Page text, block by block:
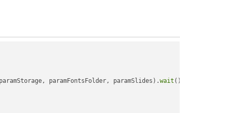
paramFontsFolder, paramSlides).wait ();